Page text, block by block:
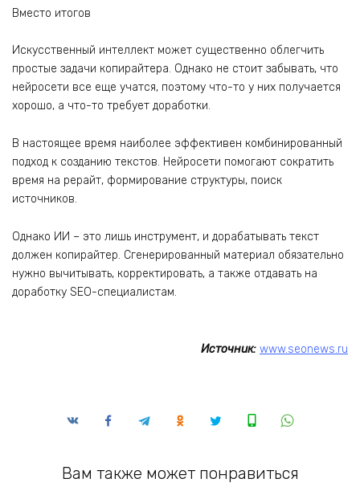
Вместо итогов
Искусственный интеллект может существенно облегчить
простые задачи копирайтера. Однако не стоит забывать, что
нейросети все еще учатся, поэтому что-то у них получается
хорошо, а что-то требует доработки.
В настоящее время наиболее эффективен комбинированный
подход к созданию текстов. Нейросети помогают сократить
время на рерайт, формирование структуры, поиск
источников.
Однако ИИ – это лишь инструмент, и дорабатывать текст
должен копирайтер. Сгенерированный материал обязательно
нужно вычитывать, корректировать, а также отдавать на
доработку SEO-специалистам.
Источник: www.seonews.ru
Вам также может понравиться